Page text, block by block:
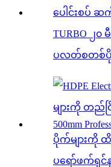
TURBO ၂
ပလတ်စတစ်ပိုက်
ပိုက်များကို
ပရော်ဖက်ရှ